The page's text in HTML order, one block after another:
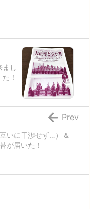
まし
た！
いに干渉せず…）＆
が届いた！
Prev